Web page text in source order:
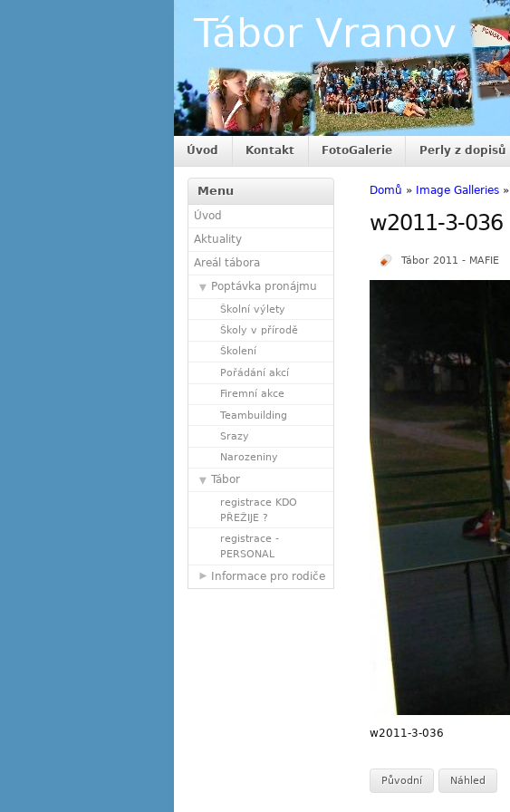
Tábor Vranov
Úvod Kontakt FotoGalerie Perly z dopisů
Menu
Úvod
Aktuality
Areál tábora
Poptávka pronájmu
Školní výlety
Školy v přírodě
Školení
Pořádání akcí
Firemní akce
Teambuilding
Srazy
Narozeniny
Tábor
registrace KDO
PŘEŽIJE ?
registrace -
PERSONAL
Informace pro rodiče
Domů » Image Galleries »
w2011-3-036
Tábor 2011 - MAFIE
w2011-3-036
Původní Náhled